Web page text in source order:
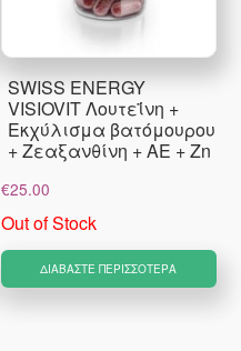
SWISS ENERGY
VISIOVIT Λουτεΐνη +
Εκχύλισμα βατόμουρου
+ Ζεαξανθίνη + AE + Zn
€25.00
Out of Stock
ΔΙΑΒΆΣΤΕ ΠΕΡΙΣΣΌΤΕΡΑ